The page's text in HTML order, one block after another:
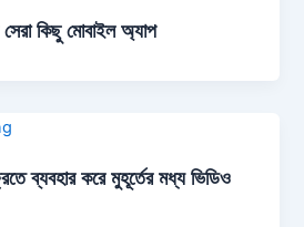
কিছু মোবাইল অ্যাপ
ব্যবহার করে মুহূর্তের মধ্য ভিডিও